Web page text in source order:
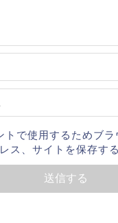
トで使用するためブラ
ス、サイトを保存する